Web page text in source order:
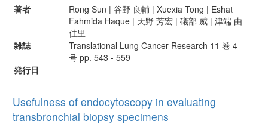
著者
Rong Sun | 谷野 良輔 | Xuexia Tong | Eshat
Fahmida Haque | 天野 芳宏 | 礒部 威 | 津端 由
佳里
雑誌
Translational Lung Cancer Research 11 巻 4
号 pp. 543 - 559
発行日
Usefulness of endocytoscopy in evaluating
transbronchial biopsy specimens